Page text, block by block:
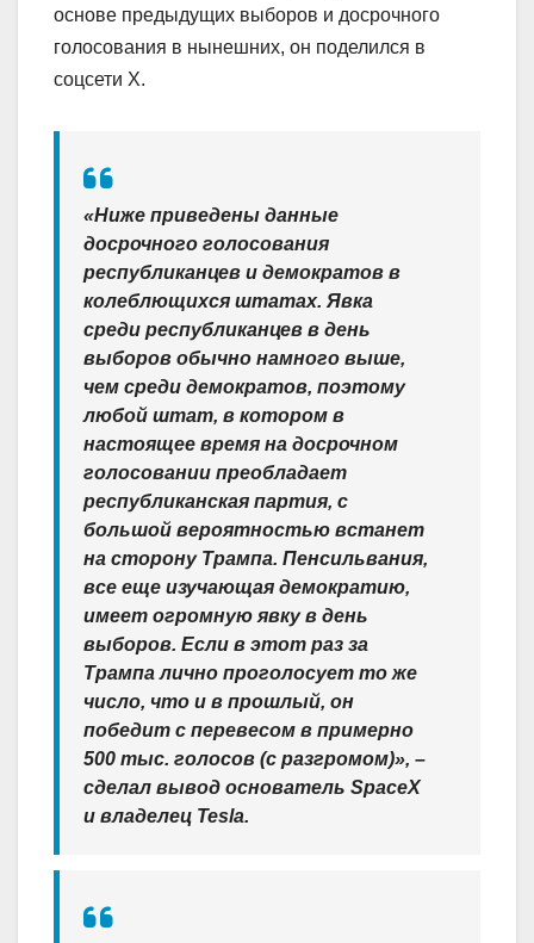
основе предыдущих выборов и досрочного
голосования в нынешних, он поделился в
соцсети X.
«Ниже приведены данные
досрочного голосования
республиканцев и демократов в
колеблющихся штатах. Явка
среди республиканцев в день
выборов обычно намного выше,
чем среди демократов, поэтому
любой штат, в котором в
настоящее время на досрочном
голосовании преобладает
республиканская партия, с
большой вероятностью встанет
на сторону Трампа. Пенсильвания,
все еще изучающая демократию,
имеет огромную явку в день
выборов. Если в этот раз за
Трампа лично проголосует то же
число, что и в прошлый, он
победит с перевесом в примерно
500 тыс. голосов (с разгромом)», –
сделал вывод основатель SpaceX
и владелец Tesla.